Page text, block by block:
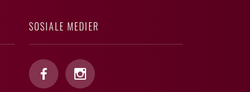
SOSIALE MEDIER